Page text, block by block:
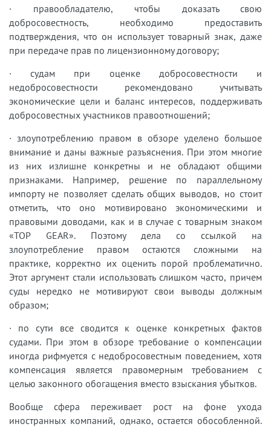
· правообладателю, чтобы доказать свою
добросовестность, необходимо предоставить
подтверждения, что он использует товарный знак, даже
при передаче прав по лицензионному договору;
· судам при оценке добросовестности и
недобросовестности рекомендовано учитывать
экономические цели и баланс интересов, поддерживать
добросовестных участников правоотношений;
· злоупотреблению правом в обзоре уделено большое
внимание и даны важные разъяснения. При этом многие
из них излишне конкретны и не обладают общими
признаками. Например, решение по параллельному
импорту не позволяет сделать общих выводов, но стоит
отметить, что оно мотивировано экономическими и
правовыми доводами, как и в случае с товарным знаком
«TOP GEAR». Поэтому дела со ссылкой на
злоупотребление правом остаются сложными на
практике, корректно их оценить порой проблематично.
Этот аргумент стали использовать слишком часто, причем
суды нередко не мотивируют свои выводы должным
образом;
· по сути все сводится к оценке конкретных фактов
судами. При этом в обзоре требование о компенсации
иногда рифмуется с недобросовестным поведением, хотя
компенсация является правомерным требованием с
целью законного обогащения вместо взыскания убытков.
Вообще сфера переживает рост на фоне ухода
иностранных компаний, однако, остается обособленной.